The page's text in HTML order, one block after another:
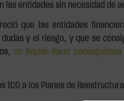
entidades sin necesidad de
que las entidades
y el riesgo, y que se
en Kepler-Karst